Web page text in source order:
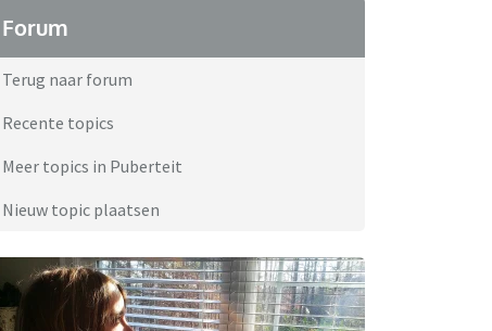
Forum
Terug naar forum
Recente topics
Meer topics in Puberteit
Nieuw topic plaatsen